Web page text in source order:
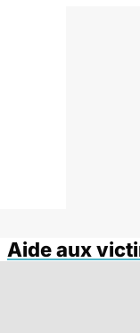
Aide aux